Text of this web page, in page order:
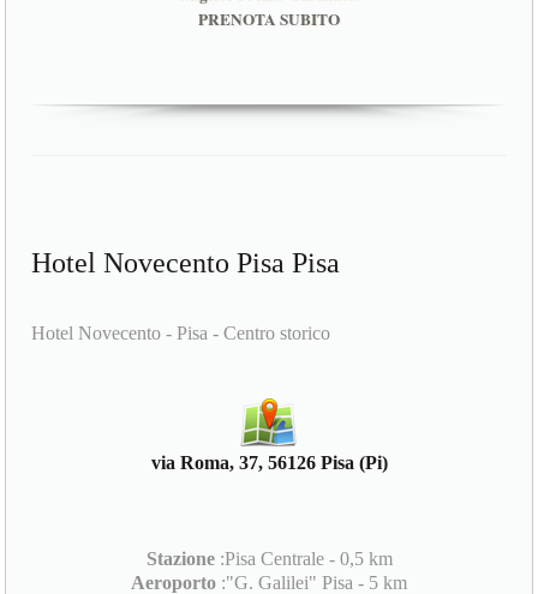
PRENOTA SUBITO
Hotel Novecento Pisa Pisa
Hotel Novecento - Pisa - Centro storico
via Roma, 37, 56126 Pisa (Pi)
Stazione:Pisa Centrale - 0,5 km
Aeroporto :"G. Galilei" Pisa - 5 km